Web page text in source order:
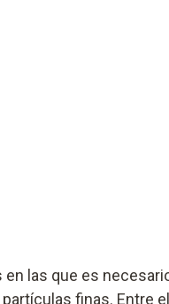
las que es
finas. Entre